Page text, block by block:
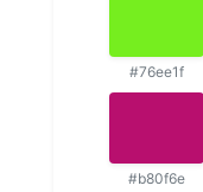
#76ee1f
#b80f6e